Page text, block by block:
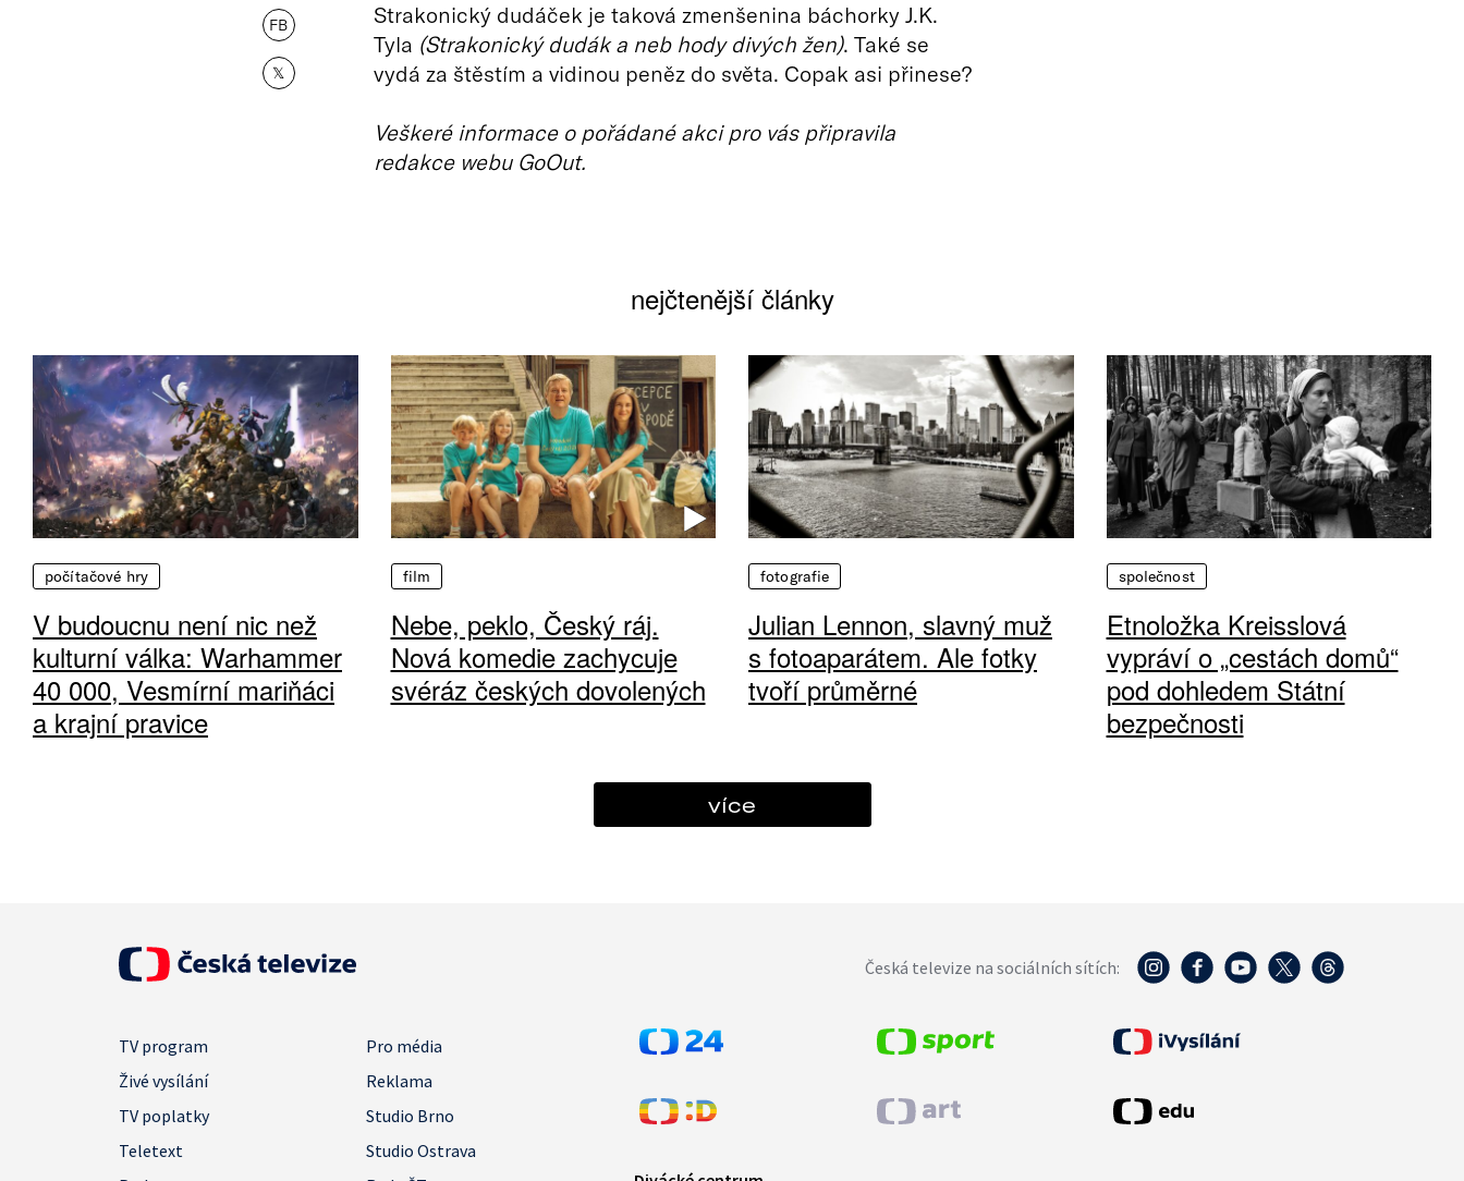
FB
𝕏
Strakonický dudáček je taková zmenšenina báchorky J.K.
Tyla (Strakonický dudák a neb hody divých žen). Také se
vydá za štěstím a vidinou peněz do světa. Copak asi přinese?
Veškeré informace o pořádané akci pro vás připravila
redakce webu GoOut.
nejčtenější články
počítačové hry
V budoucnu není nic než
kulturní válka: Warhammer
40 000, Vesmírní mariňáci
a krajní pravice
film
Nebe, peklo, Český ráj.
Nová komedie zachycuje
svéráz českých dovolených
fotografie
Julian Lennon, slavný muž
s fotoaparátem. Ale fotky
tvoří průměrné
společnost
Etnoložka Kreisslová
vypráví o „cestách domů“
pod dohledem Státní
bezpečnosti
více
Česká televize na sociálních sítích:
TV program
Pro média
Živé vysílání
Reklama
TV poplatky
Studio Brno
Teletext
Studio Ostrava